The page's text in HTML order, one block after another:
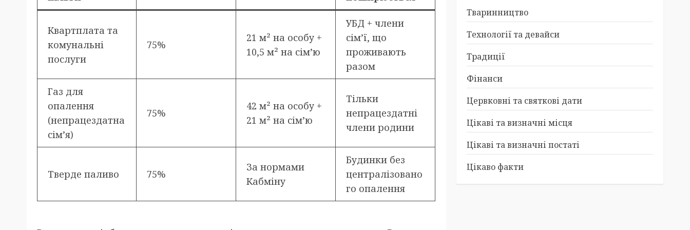
Квартплата та
комунальні
послуги
75%
21 м² на особу +
10,5 м² на сім’ю
УБД + члени
сім’ї, що
проживають
разом
Газ для
опалення
(непрацездатна
сім’я)
75%
42 м² на особу +
21 м² на сім’ю
Тільки
непрацездатні
члени родини
Тверде паливо 75%
За нормами
Кабміну
Будинки без
централізовано
го опалення
Тваринництво
Технології та девайси
Традиції
Фінанси
Цервковні та святкові дати
Цікаві та визначні місця
Цікаві та визначні постаті
Цікаво факти